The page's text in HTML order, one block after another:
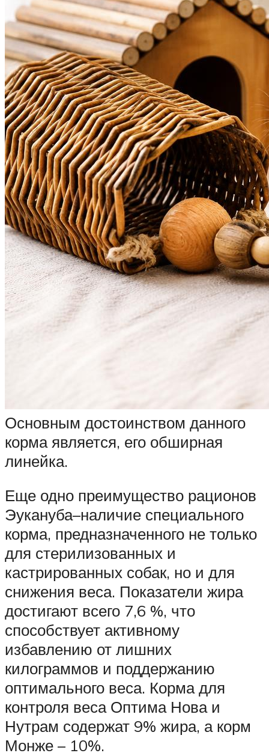
Основным достоинством данного
корма является, его обширная
линейка.
Еще одно преимущество рационов
Эукануба–наличие специального
корма, предназначенного не только
для стерилизованных и
кастрированных собак, но и для
снижения веса. Показатели жира
достигают всего 7,6 %, что
способствует активному
избавлению от лишних
килограммов и поддержанию
оптимального веса. Корма для
контроля веса Оптима Нова и
Нутрам содержат 9% жира, а корм
Монже – 10%.